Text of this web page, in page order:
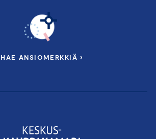
HAE ANSIOMERKKIÄ ›